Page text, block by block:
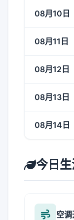
08月10日
08月11日
08月12日
08月13日
08月14日
今日
空调